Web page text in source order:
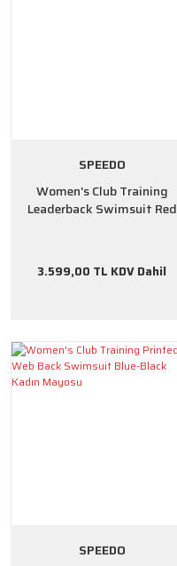
SPEEDO
Women's Club Training
Leaderback Swimsuit Red
3.599,00 TL KDV Dahil
SPEEDO